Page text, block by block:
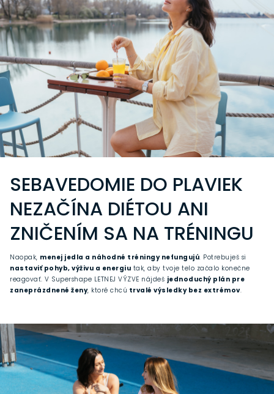
SEBAVEDOMIE DO PLAVIEK
NEZAČÍNA DIÉTOU ANI
ZNIČENÍM SA NA TRÉNINGU
Naopak, menej jedla a náhodné tréningy nefungujú. Potrebuješ si
nastaviť pohyb, výživu a energiu tak, aby tvoje telo začalo konečne
reagovať. V Supershape LETNEJ VÝZVE nájdeš jednoduchý plán pre
zaneprázdnené ženy, ktoré chcú trvalé výsledky bez extrémov.